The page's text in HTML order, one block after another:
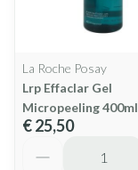
La Roche Posay
Lrp Effaclar Gel
Micropeeling 400ml
€ 25,50